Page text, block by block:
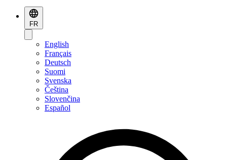
FR
English
Français
Deutsch
Suomi
Svenska
Čeština
Slovenčina
Español